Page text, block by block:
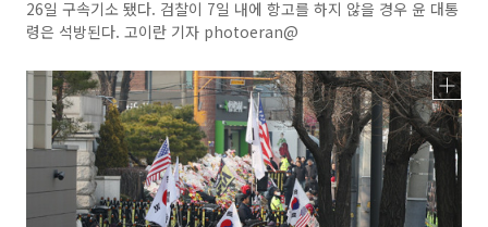
26일 구속기소 됐다. 검찰이 7일 내에 항고를 하지 않을 경우 윤 대통
령은 석방된다. 고이란 기자 photoeran@